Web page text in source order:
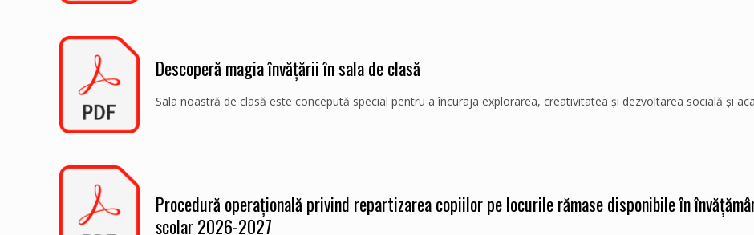
Descoperă magia învățării în sala de clasă
Sala noastră de clasă este concepută special pentru a încuraja explorarea, creativitatea și dezvoltarea socială și
Procedură operațională privind repartizarea copiilor pe locurile rămase disponibile în
școlar 2026-2027